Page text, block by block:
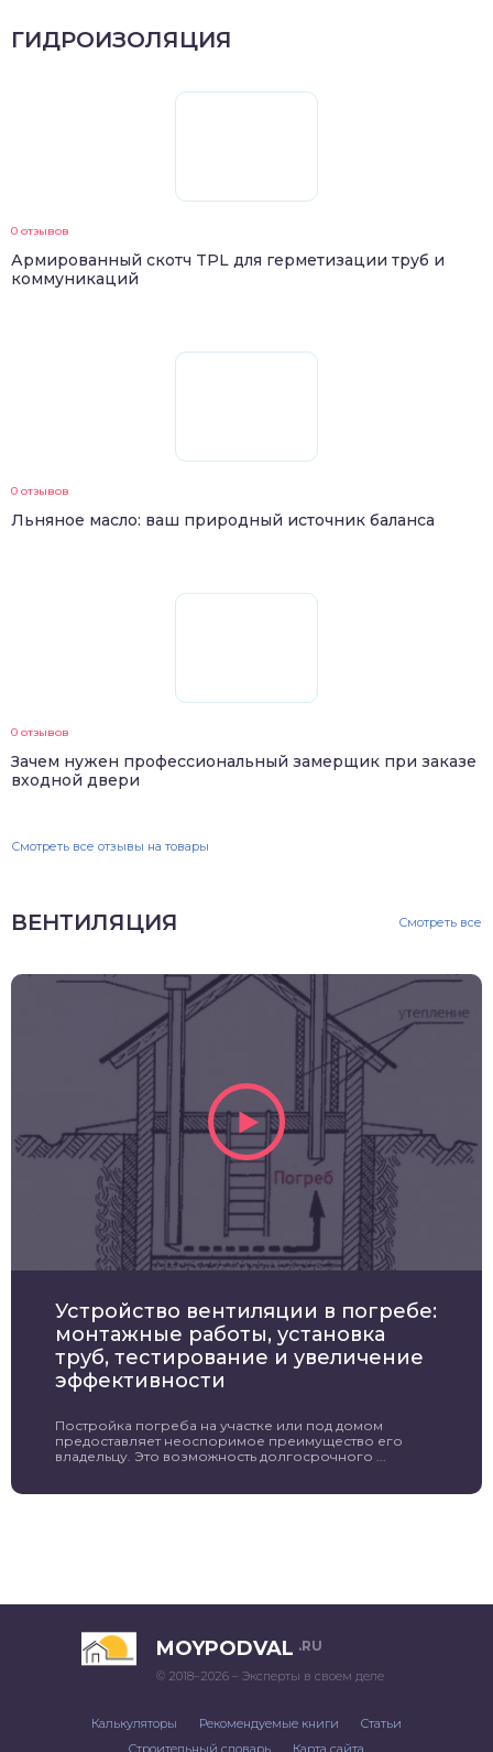
ГИДРОИЗОЛЯЦИЯ
0 отзывов
Армированный скотч TPL для герметизации труб и
коммуникаций
0 отзывов
Льняное масло: ваш природный источник баланса
0 отзывов
Зачем нужен профессиональный замерщик при заказе
входной двери
Смотреть все отзывы на товары
ВЕНТИЛЯЦИЯ Смотреть все
Устройство вентиляции в погребе:
монтажные работы, установка
труб, тестирование и увеличение
эффективности
Постройка погреба на участке или под домом
предоставляет неоспоримое преимущество его
владельцу. Это возможность долгосрочного ...
MOYPODVAL .RU
© 2018–2026 – Эксперты в своем деле
Калькуляторы Рекомендуемые книги
Статьи
Строительный словарь
Карта сайта